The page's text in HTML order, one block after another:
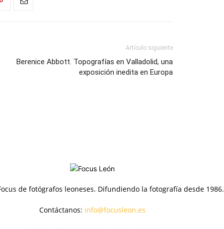
Artículo siguiente
Berenice Abbott. Topografías en Valladolid, una
exposición inedita en Europa
de fotógrafos leoneses. Difundiendo la fotografía desde 1986.
Contáctanos: info@focusleon.es